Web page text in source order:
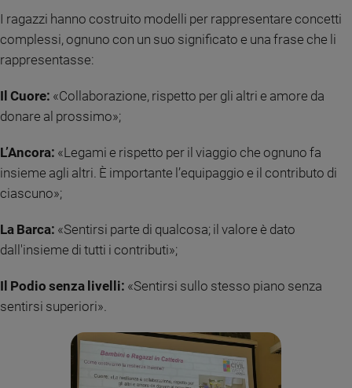
Policy
Chi
Contatti
Registrati
Social
I ragazzi hanno costruito modelli per rappresentare concetti
complessi, ognuno con un suo significato e una frase che li
rappresentasse:
Il Cuore: «Collaborazione, rispetto per gli altri e amore da
donare al prossimo»;
L’Ancora: «Legami e rispetto per il viaggio che ognuno fa
insieme agli altri. È importante l’equipaggio e il contributo di
ciascuno»;
La Barca: «Sentirsi parte di qualcosa; il valore è dato
dall'insieme di tutti i contributi»;
Il Podio senza livelli: «Sentirsi sullo stesso piano senza
sentirsi superiori».